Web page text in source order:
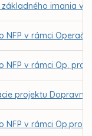
imania v
NFP v rámci
NFP v rámci Op.
projektu
NFP v rámci